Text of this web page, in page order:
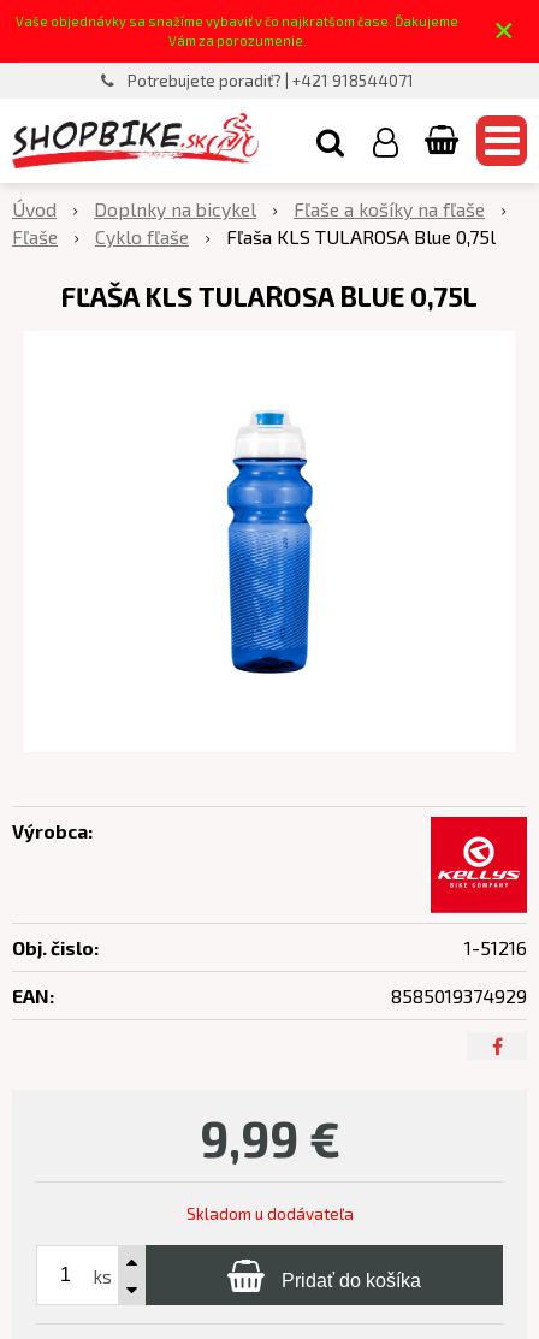
Vaše objednávky sa snažíme vybaviť v čo najkratšom čase. Ďakujeme
Vám za porozumenie.
×
Potrebujete poradiť? | +421 918544071
Úvod Doplnky na bicykel
Fľaše a košíky na fľaše
Fľaše
Cyklo fľaše Fľaša KLS TULAROSA Blue 0,75l
FĽAŠA KLS TULAROSA BLUE 0,75L
9,99 €
Skladom u dodávateľa
ks Pridať do košíka
Výrobca:
Obj. čislo: 1-51216
EAN: 8585019374929